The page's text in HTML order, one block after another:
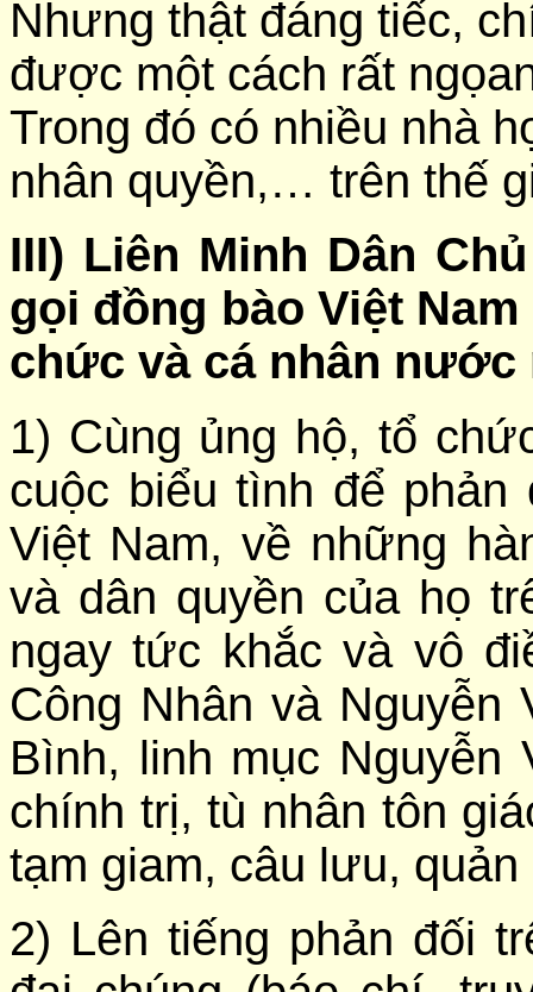
Nhưng thật đáng tiếc,
được một cách rất
Trong đó có nhiều nhà
nhân quyền,… trên thế
III) Liên Minh Dân
gọi đồng bào Việt
chức và cá nhân nước
1) Cùng ủng hộ, tổ
cuộc biểu tình để phản
Việt Nam, về những
và dân quyền của họ
ngay tức khắc và vô
Công Nhân và
Bình, linh mục
chính trị, tù nhân tôn
tạm giam, câu lưu,
2) Lên tiếng phản đối